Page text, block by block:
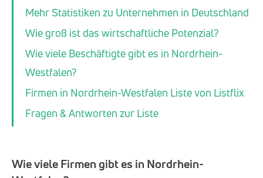
Mehr Statistiken zu Unternehmen in Deutschland
Wie groß ist das wirtschaftliche Potenzial?
Wie viele Beschäftigte gibt es in Nordrhein-
Westfalen?
Firmen in Nordrhein-Westfalen Liste von Listflix
Fragen & Antworten zur Liste
Wie viele Firmen gibt es in Nordrhein-